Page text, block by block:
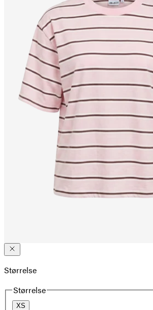
Størrelse
Størrelse
XS